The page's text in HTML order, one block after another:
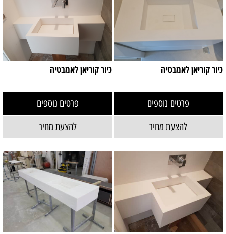
כיור קוריאן לאמבטיה
פרטים נוספים
להצעת מחיר
כיור קוריאן לאמבטיה
פרטים נוספים
להצעת מחיר